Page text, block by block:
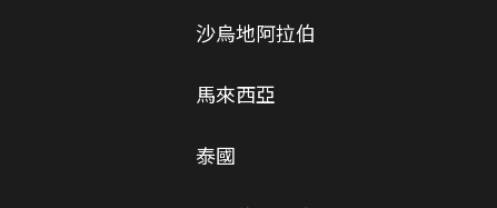
沙烏地阿拉伯
馬來西亞
泰國